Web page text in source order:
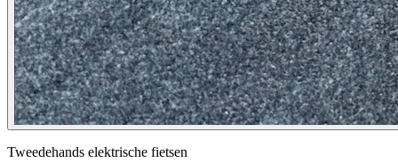
Tweedehands elektrische fietsen